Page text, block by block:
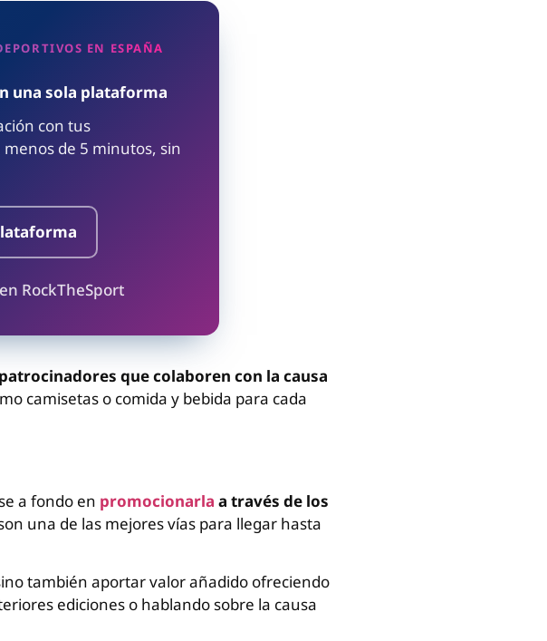
EN ESPAÑA
una sola plataforma
con tus
de 5 minutos, sin
RockTheSport
que colaboren con la causa
camisetas o comida y bebida para cada
a fondo en promocionarla a través de los
una de las mejores vías para llegar hasta
también aportar valor añadido ofreciendo
ediciones o hablando sobre la causa